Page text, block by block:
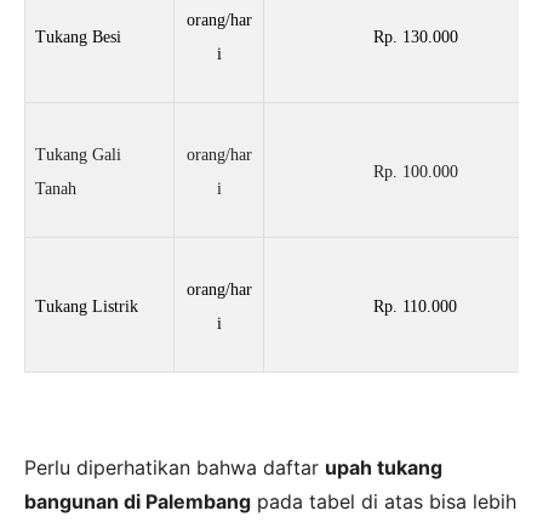
Tukang Besi
orang/har
i
Rp. 130.000
Tukang Gali
Tanah
orang/har
i
Rp. 100.000
Tukang Listrik
orang/har
i
Rp. 110.000
Perlu diperhatikan bahwa daftar upah tukang
bangunan di Palembang pada tabel di atas bisa lebih